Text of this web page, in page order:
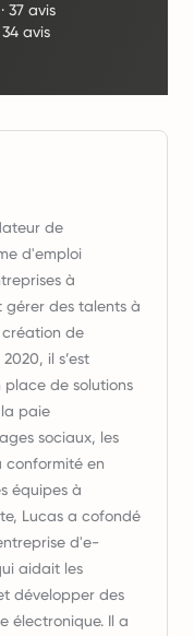
·37 avis
34 avis
de
d'emploi
à
gérer des talents à
création de
il s’est
place de solutions
paie
sociaux, les
conformité en
équipes à
Lucas a cofondé
d'e-
aidait les
développer des
électronique. Il a